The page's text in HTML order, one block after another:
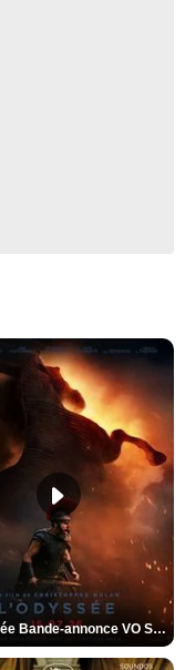
L'Odyssée Bande-annonce VO STFR